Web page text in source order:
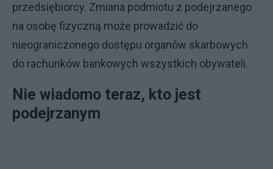
przedsiębiorcy. Zmiana podmiotu z podejrzanego
na osobę fizyczną może prowadzić do
nieograniczonego dostępu organów skarbowych
do rachunków bankowych wszystkich obywateli.
Nie wiadomo teraz, kto jest
podejrzanym